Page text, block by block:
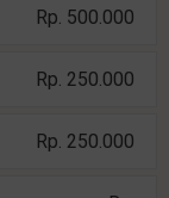
Rp. 500.000
Rp. 250.000
Rp. 250.000